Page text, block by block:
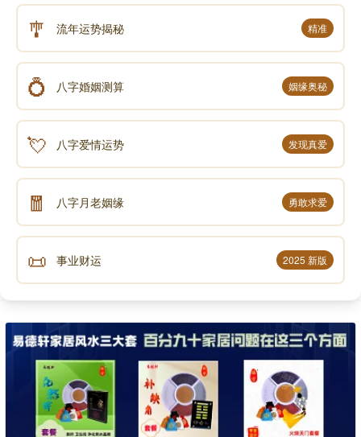
🎐 流年运势揭秘 精准
💍 八字婚姻测算 姻缘奥秘
💘 八字爱情运势 发现真爱
🧧 八字月老姻缘 勇敢求爱
📜 事业财运 2025 新版